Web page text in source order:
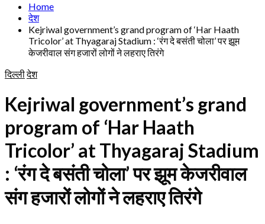
Home
देश
Kejriwal government’s grand program of ‘Har Haath
Tricolor’ at Thyagaraj Stadium : ‘रंग दे बसंती चोला’ पर झूम
केजरीवाल संग हजारों लोगों ने लहराए तिरंगे
दिल्लीदेश
Kejriwal government’s grand
program of ‘Har Haath
Tricolor’ at Thyagaraj Stadium
: ‘रंग दे बसंती चोला’ पर झूम केजरीवाल
संग हजारों लोगों ने लहराए तिरंगे